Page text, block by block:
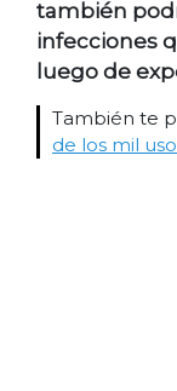
también
infecciones
luego de
También te
de los mil